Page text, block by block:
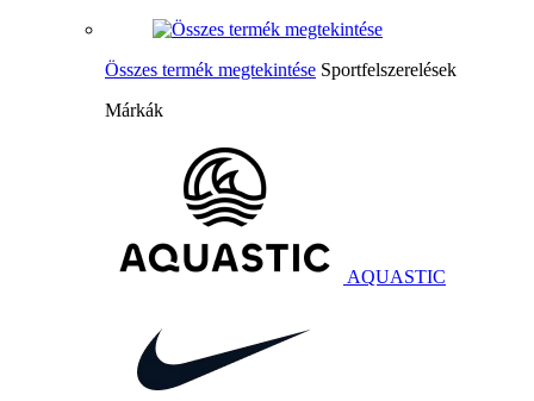
Összes termék megtekintése Sportfelszerelések
Márkák
AQUASTIC